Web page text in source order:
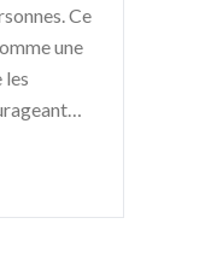
Ce
une
les